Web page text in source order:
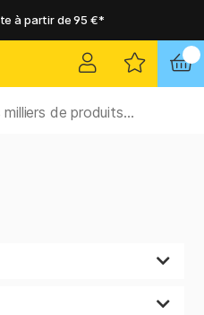
à partir de 95 €*
ou point relais
à partir de 95 €*
ou point relais